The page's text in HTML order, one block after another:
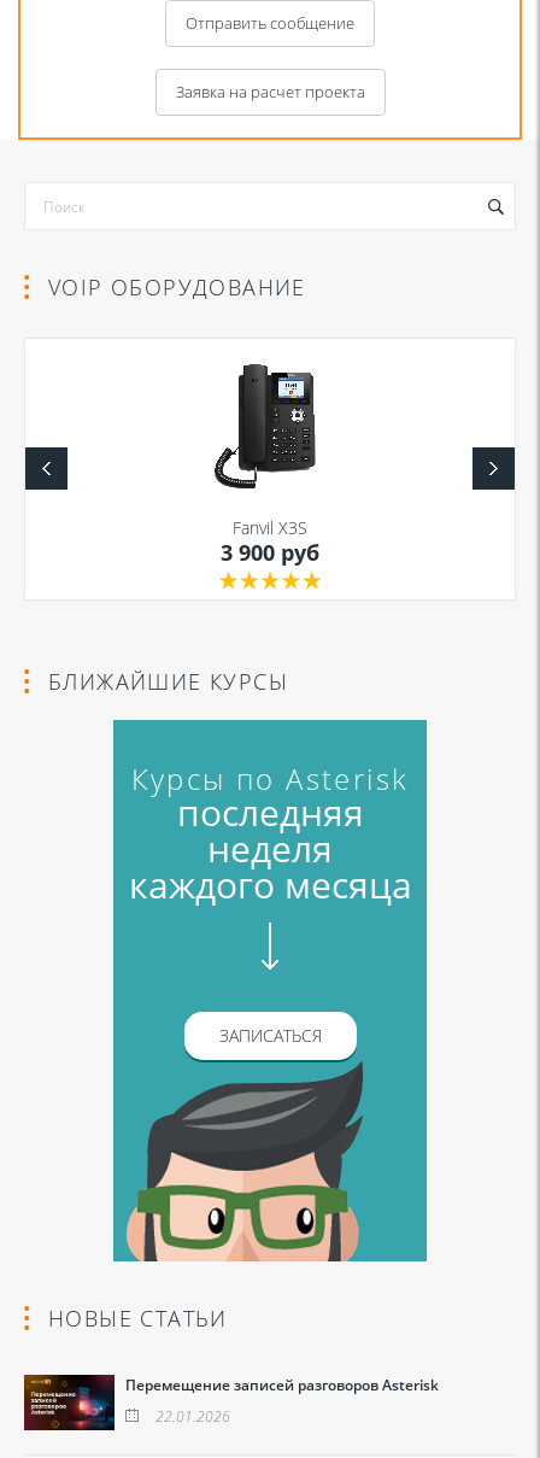
Отправить сообщение
Я даю согласие на обработку моих персональных данных для связи
Политикой в отношении обработки персональных
Политикой конфиденциальности
Заявка на расчет проекта
Я даю согласие на обработку моих персональных данных для связи
Политикой в отношении обработки персональных
VOIP ОБОРУДОВАНИЕ
Fanvil X3S
3 900 руб
БЛИЖАЙШИЕ КУРСЫ
Курсы по Asterisk
последняя
неделя
каждого месяца
ЗАПИСАТЬСЯ
НОВЫЕ СТАТЬИ
Перемещение записей разговоров Asterisk
22.01.2026